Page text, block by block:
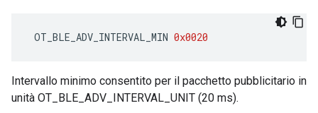
OT_BLE_ADV_INTERVAL_MIN 0x0020
Intervallo minimo consentito per il pacchetto pubblicitario in
unità OT_BLE_ADV_INTERVAL_UNIT (20 ms).